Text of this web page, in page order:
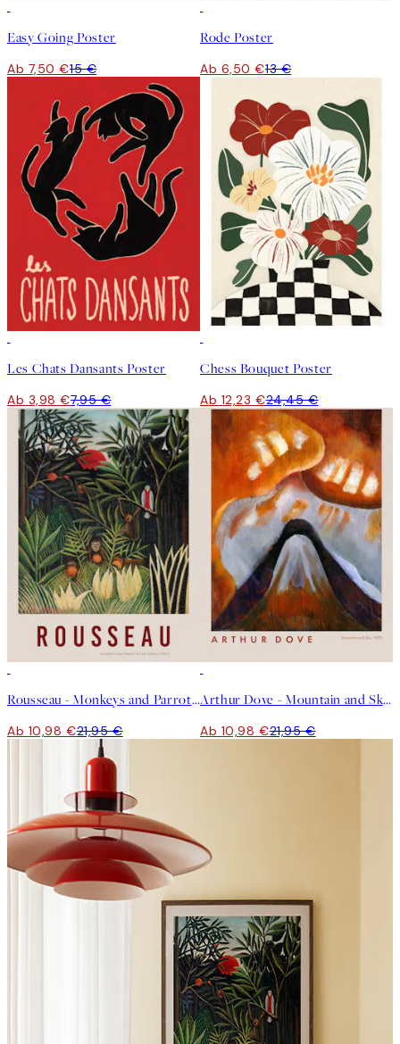
Easy Going Poster
Ab 7,50 €15 €
Rode Poster
Ab 6,50 €13 €
Les Chats Dansants Poster
Ab 3,98 €7,95 €
Chess Bouquet Poster
Ab 12,23 €24,45 €
Rousseau - Monkeys and Parrot in the Virgin Forest Poster
Ab 10,98 €21,95 €
Arthur Dove - Mountain and Sky Poster
Ab 10,98 €21,95 €